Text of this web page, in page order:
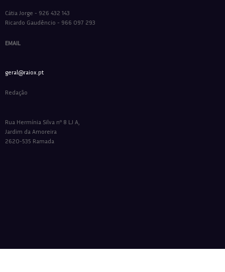
Cátia Jorge - 926 432 143
Ricardo Gaudêncio - 966 097 293
EMAIL
geral@raiox.pt
Redação
Rua Hermínia Silva nº 8 LJ A,
Jardim da Amoreira
2620-535 Ramada